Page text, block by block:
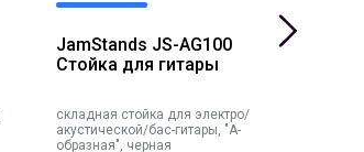
JamStands JS-AG100
Стойка для гитары
складная стойка для электро/
акустической/бас-гитары, "А-
образная", черная